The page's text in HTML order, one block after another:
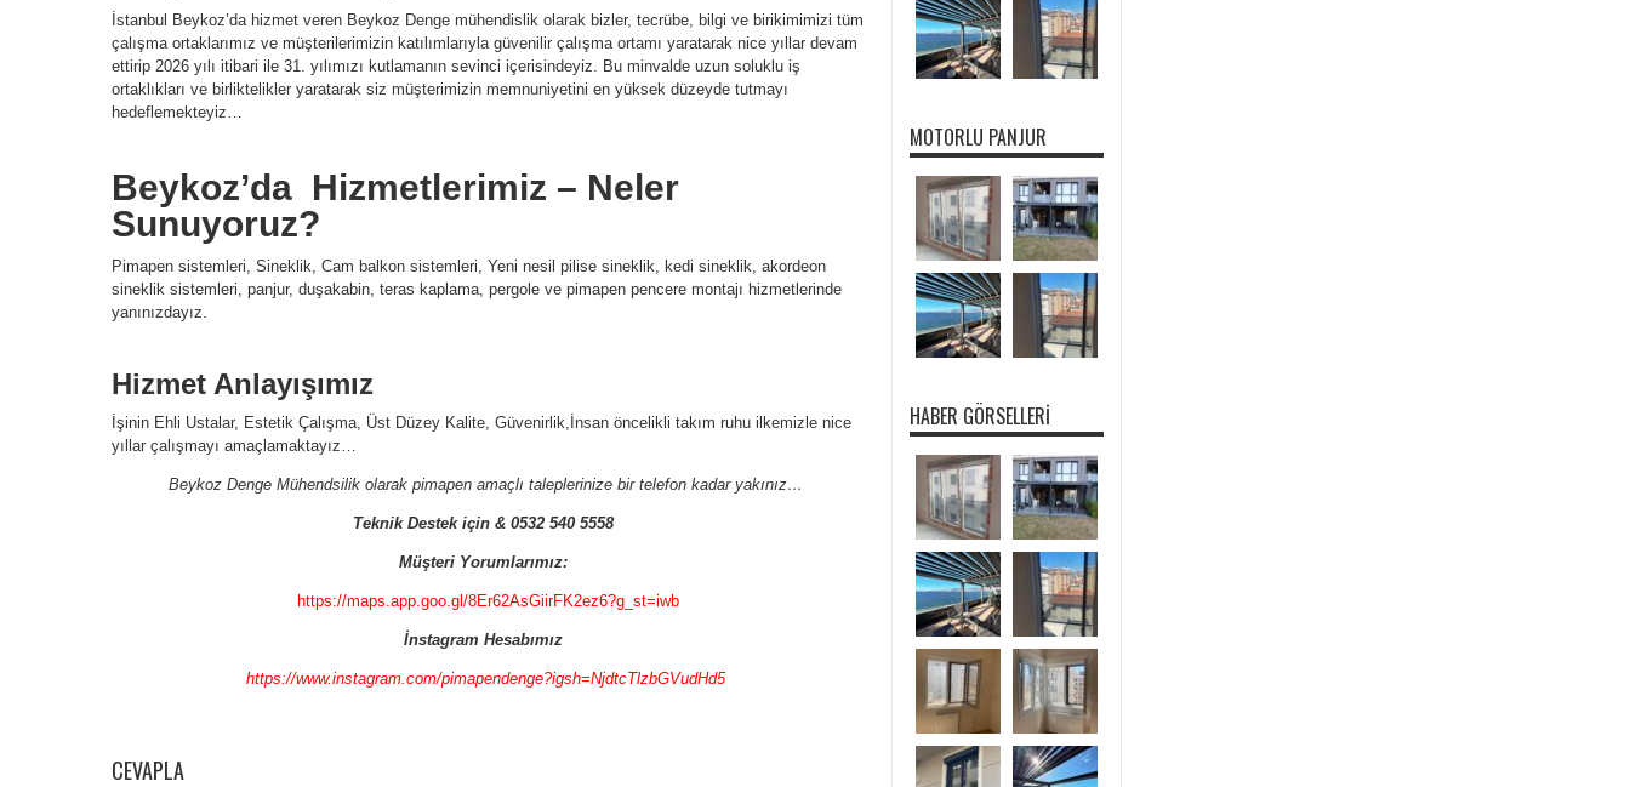
İstanbul Beykoz’da hizmet veren Beykoz Denge mühendislik olarak bizler, tecrübe, bilgi ve birikimimizi tüm
çalışma ortaklarımız ve müşterilerimizin katılımlarıyla güvenilir çalışma ortamı yaratarak nice yıllar devam
ettirip 2026 yılı itibari ile 31. yılımızı kutlamanın sevinci içerisindeyiz. Bu minvalde uzun soluklu iş
ortaklıkları ve birliktelikler yaratarak siz müşterimizin memnuniyetini en yüksek düzeyde tutmayı
hedeflemekteyiz…
Beykoz’da Hizmetlerimiz – Neler
Sunuyoruz?
Pimapen sistemleri, Sineklik, Cam balkon sistemleri, Yeni nesil pilise sineklik, kedi sineklik, akordeon
sineklik sistemleri, panjur, duşakabin, teras kaplama, pergole ve pimapen pencere montajı hizmetlerinde
yanınızdayız.
Hizmet Anlayışımız
İşinin Ehli Ustalar, Estetik Çalışma, Üst Düzey Kalite, Güvenirlik,İnsan öncelikli takım ruhu ilkemizle nice
yıllar çalışmayı amaçlamaktayız…
Beykoz Denge Mühendsilik olarak pimapen amaçlı taleplerinize bir telefon kadar yakınız…
Teknik Destek için & 0532 540 5558
Müşteri Yorumlarımız:
https://maps.app.goo.gl/8Er62AsGiirFK2ez6?g_st=iwb
İnstagram Hesabımız
https://www.instagram.com/pimapendenge?igsh=NjdtcTlzbGVudHd5
CEVAPLA
MOTORLU PANJUR
HABER GÖRSELLERI